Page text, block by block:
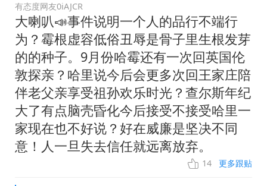
有态度网友0iAJCR
大喇叭📣事件说明一个人的品行不端行
为？霉根虚容低俗丑辱是骨子里生根发芽
的的种子。9月份哈霉还有一次回英国伦
敦探亲？哈里说今后会更多次回王家庄陪
伴老父亲享受祖孙欢乐时光？查尔斯年纪
大了有点脑壳昏化今后接受不接受哈里一
家现在也不好说？好在威廉是坚决不同
意！人一旦失去信任就远离放弃。
14 更多跟贴